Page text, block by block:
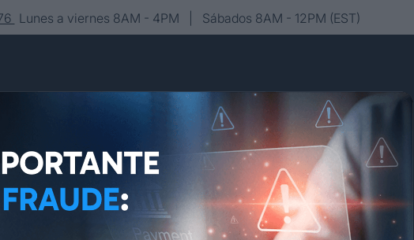
Lunes a viernes 8AM - 4PM | Sábados 8AM - 12PM (EST)